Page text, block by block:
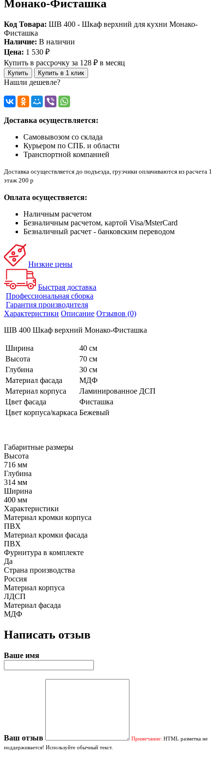
Монако-Фисташка
Код Товара: ШВ 400 - Шкаф верхний для кухни Монако-
Фисташка
Наличие: В наличии
Цена: 1 530 ₽
Купить в рассрочку за 128 ₽ в месяц
Купить Купить в 1 клик
Нашли дешевле?
Доставка осуществляется:
Самовывозом со склада
Курьером по СПБ. и области
Транспортной компанией
Доставка осуществляется до подъезда, грузчики оплачиваются из расчета 1
этаж 200 р
Оплата осуществяется:
Наличным расчетом
Безналичным расчетом, картой Visa/MsterCard
Безналичный расчет - банковским переводом
Низкие цены
Быстрая доставка
Профессиональная сборка
Гарантия производителя
Характеристики Описание Отзывов (0)
ШВ 400 Шкаф верхний Монако-Фисташка
Ширина
40 см
Высота
70 см
Глубина
30 см
Материал фасада
МДФ
Материал корпуса
Ламинированное ДСП
Цвет фасада
Фисташка
Цвет корпуса/каркаса Бежевый
Габаритные размеры
Высота
716 мм
Глубина
314 мм
Ширина
400 мм
Характеристики
Материал кромки корпуса
ПВХ
Материал кромки фасада
ПВХ
Фурнитура в комплекте
Да
Страна производства
Россия
Материал корпуса
ЛДСП
Материал фасада
МДФ
Написать отзыв
Ваше имя
Ваш отзыв Примечание: HTML разметка не
поддерживается! Используйте обычный текст.